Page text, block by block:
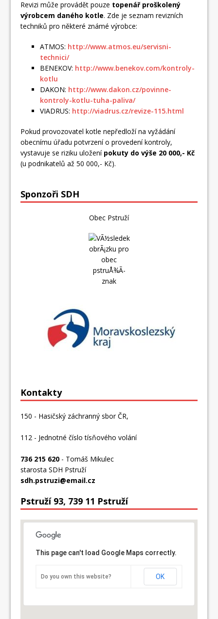
Revizi může provádět pouze topenář proškolený
výrobcem daného kotle. Zde je seznam revizních
techniků pro některé známé výrobce:
ATMOS: http://www.atmos.eu/servisni-
technici/
BENEKOV: http://www.benekov.com/kontroly-
kotlu
DAKON: http://www.dakon.cz/povinne-
kontroly-kotlu-tuha-paliva/
VIADRUS: http://viadrus.cz/revize-115.html
Pokud provozovatel kotle nepředloží na vyžádání
obecnímu úřadu potvrzení o provedení kontroly,
vystavuje se riziku uložení pokuty do výše 20 000,- Kč
(u podnikatelů až 50 000,- Kč).
Sponzoři SDH
Obec Pstruží
Kontakty
150 - Hasičský záchranný sbor ČR,
112 - Jednotné číslo tísňového volání
736 215 620 - Tomáš Mikulec
starosta SDH Pstruží
sdh.pstruzi@email.cz
Pstruží 93, 739 11 Pstruží
This page can't load Google Maps correctly.
Do you own this website? OK